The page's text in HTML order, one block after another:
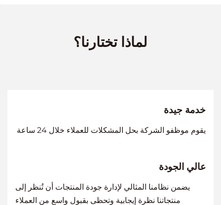
لماذا تختارنا؟
خدمة جيدة
يقوم موظفو الشركة بحل المشكلات للعملاء خلال 24 ساعة
عالي الجودة
يضمن نظامنا المثالي لإدارة جودة المنتجات أن تُنظر إلى
منتجاتنا نظرة إيجابية وتحظى بقبول واسع من العملاء